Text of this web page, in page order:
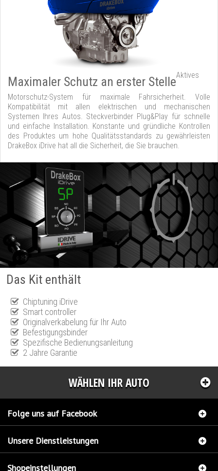
Maximaler Schutz an erster StelleAktives
Motorschutz-System für maximale Fahrsicherheit. Volle
Kompatibilität mit allen elektrischen und mechanischen
Systemen Ihres Autos. Steckverbinder Plug&Play für schnelle
und einfache Installation. Konstante und gründliche Kontrollen
des Produktes um hohe Qualitätsstandards zu gewährleisten
DrakeBox iDrive hat all die Sicherheit, die Sie brauchen.
Das Kit enthält
Chiptuning iDrive
Smart controller
Originalverkabelung für Ihr Auto
Befestigungsbinder
Spezifische Bedienungsanleitung
2 Jahre Garantie
WÄHLEN IHR AUTO
Folge uns auf Facebook
Unsere Dienstleistungen
Shopeinstellungen